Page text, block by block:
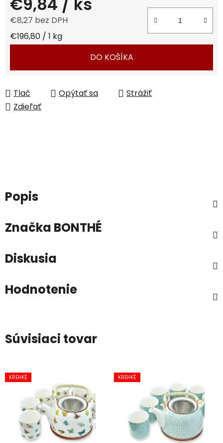
€8,27 bez DPH
Jednotková cena:
€196,80 / 1 kg
DO KOŠÍKA
Tlač Opýtať sa
Strážiť
Zdieľať
Popis
Značka BONTHÉ
Diskusia
Hodnotenie
Súvisiaci tovar
KREHKÉ KREHKÉ